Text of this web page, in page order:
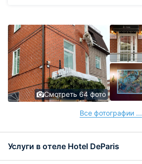
Смотреть 64 фото
Все фотографии ...
Услуги в отеле Hotel DeParis